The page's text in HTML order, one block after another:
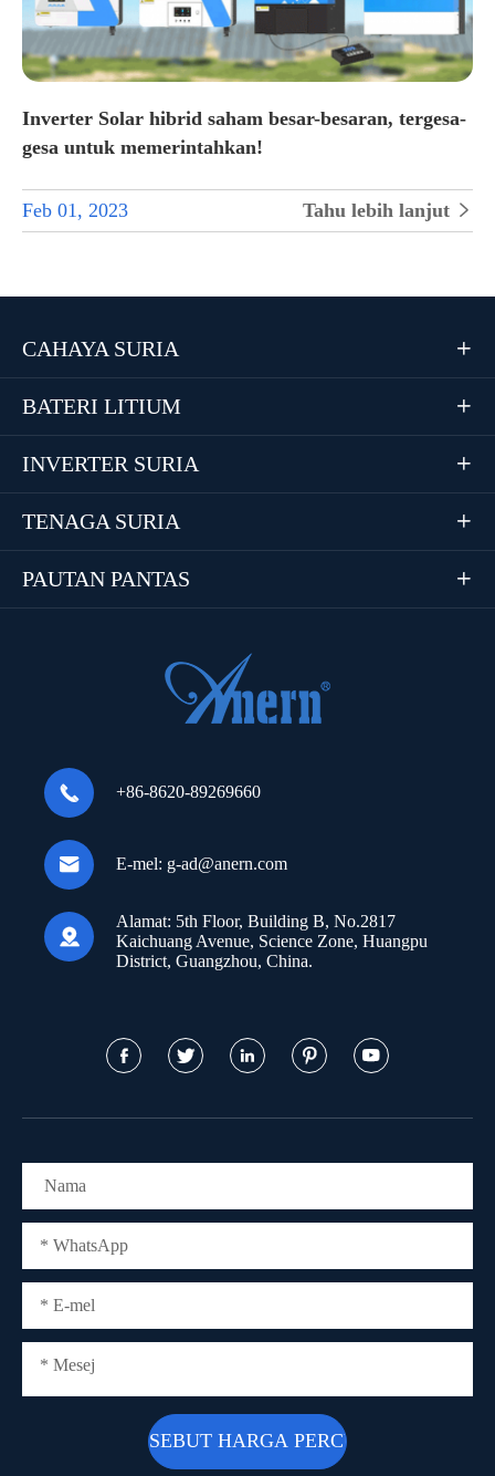
Inverter Solar hibrid saham besar-besaran, tergesa-
gesa untuk memerintahkan!
Feb 01, 2023 Tahu lebih lanjut 
CAHAYA SURIA 
BATERI LITIUM 
INVERTER SURIA 
TENAGA SURIA 
PAUTAN PANTAS 
 +86-8620-89269660
 E-mel: g-ad@anern.com

Alamat: 5th Floor, Building B, No.2817
Kaichuang Avenue, Science Zone, Huangpu
District, Guangzhou, China.
    